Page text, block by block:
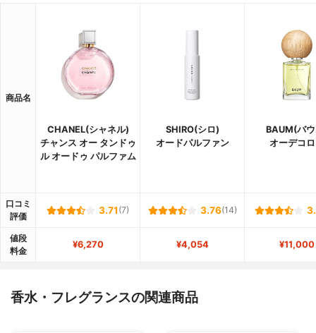
商品名
CHANEL(シャネル)
チャンス オー タンドゥ
ル オードゥ パルファム
SHIRO(シロ)
オードパルファン
BAUM(バ
オーデコ
口コミ
評価
3.71 (7) 3.76(14)
値段
料金
¥6,270 ¥4,054 ¥11,000
香水・フレグランスの関連商品